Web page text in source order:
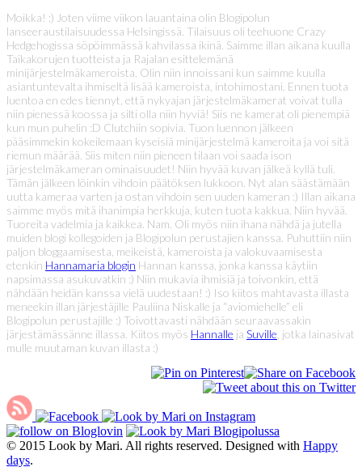
Moikka! :) Joten viime viikon lauantaina olin Blogipolun
lanseeraustilaisuudessa Helsingissä. Tilaisuus oli teehuone Crazy
Hedgehogissa söpöimmässä kahvilassa ikinä. Saimme illan aikana kuulla
Taikakorujen tuotteista ja Rajalan esittelemänä
minijärjestelmäkameroista. Olin niin innoissani kun saimme kuulla
asiantuntevalta ihmiseltä lisää kameroista, intohimostani. Ennen tuota
luentoa en edes tiennyt, että nykyajan järjestelmäkamerat voivat tulla
niin pienessä koossa ja silti olla niin hyviä! Siis ne kamerat oli pienempiä
kun mun puhelin :D Clutchiin sopivia. Tuon luennon jälkeen
pääsimmekin kokeilemaan kyseisiä minijärjestelmä kameroita ja voi sitä
riemun määrää. Siis miten niin pieneen tilaan voi saada ison
järjestelmäkameran ominaisuudet! Niin hyvää kuvan jälkeä kyllä tuli.
Tämän jälkeen löinkin vihdoin päätöksen lukkoon. Nyt alan säästämään
uutta kameraa varten ja ostan vihdoin sen uuden kameran :) Illan aikana
saimme myös mitä ihanimpia herkkuja, kuten tuota kakkua. Niin hyvää.
Tuoreita vadelmia ja kaikkea. Nam. Oli myös niin ihana nähdä ja jutella
muiden blogi kollegoiden ja Blogipolun perustajien kanssa. Puhuttiin niin
paljon bloggaamisesta, meikeistä, kameroista ja valokuvaamisesta
etenkin Hannamaria blogin Hannan kanssa, jonka kanssa käytiin
napsimassa asukuvatkin :) Niin mukavia ihmisiä ja toivonkin, että
nähdään heidän kanssa vielä uudestaan! :) Iso kiitos mahtavasta illasta
meneekin illan järjestäjille Pauliina Niskalle ja “aviomiehelle” eli
Blogipolun perustajille :) Toivottavasti nähdään seuraavassakin
järjestämässänne illassa. Kiitos myös Hannalle ja Suville , jotka lainasivat
mulle muutaman kuvan illasta :)
© 2015 Look by Mari. All rights reserved. Designed with Happy
days.